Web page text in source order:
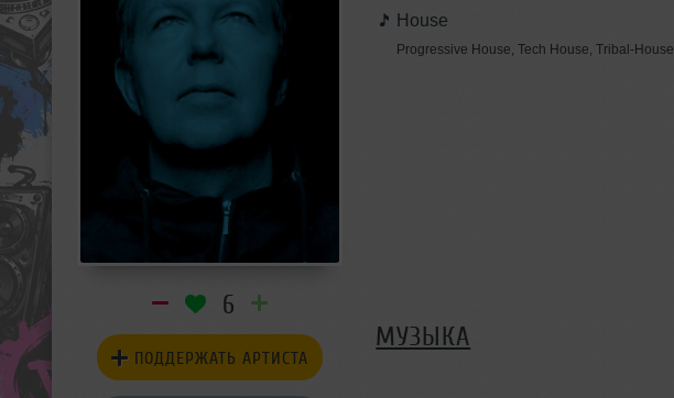
6
ПОДДЕРЖАТЬ АРТИСТА
House
Progressive House, Tech House, Tribal-House
МУЗЫКА